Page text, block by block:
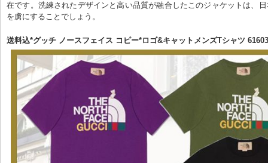
在です。洗練されたデザインと高い品質が融合したこのジャケットは、
を虜にすることでしょう。
送料込*グッチ ノースフェイス コピー*ロゴ&キャットメンズTシャツ